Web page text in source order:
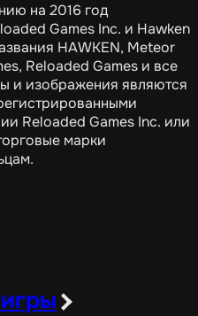
на 2016 год
Games Inc. и Hawken
HAWKEN, Meteor
Reloaded Games и все
и изображения являются
Reloaded Games Inc. или
марки